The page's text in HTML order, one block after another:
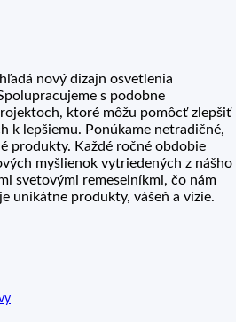
nový dizajn osvetlenia
s podobne
ktoré môžu pomôcť zlepšiť
k lepšiemu. Ponúkame netradičné,
produkty. Každé ročné obdobie
myšlienok vytriedených z nášho
svetovými remeselníkmi, čo nám
unikátne produkty, vášeň a vízie.